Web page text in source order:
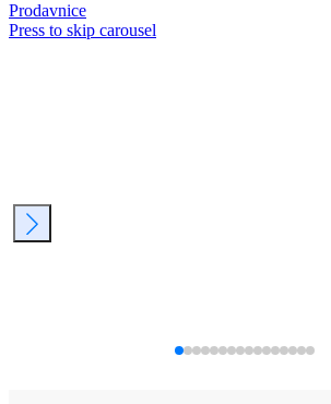
Prodavnice
Press to skip carousel